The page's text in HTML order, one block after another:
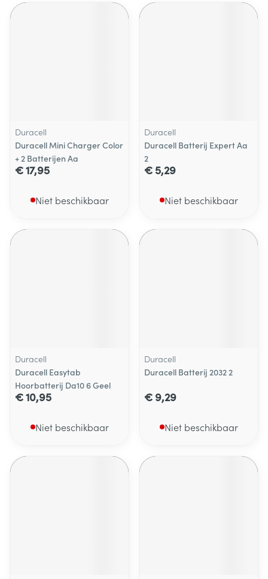
Duracell
Duracell Mini Charger Color
+ 2 Batterijen Aa
€ 17,95
Niet beschikbaar
Duracell
Duracell Batterij Expert Aa
2
€ 5,29
Niet beschikbaar
Duracell
Duracell Easytab
Hoorbatterij Da10 6 Geel
€ 10,95
Niet beschikbaar
Duracell
Duracell Batterij 2032 2
€ 9,29
Niet beschikbaar